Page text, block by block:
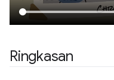
Ringkasan